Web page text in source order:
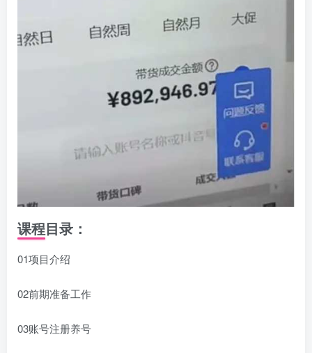
课程目录：
01项目介绍
02前期准备工作
03账号注册养号